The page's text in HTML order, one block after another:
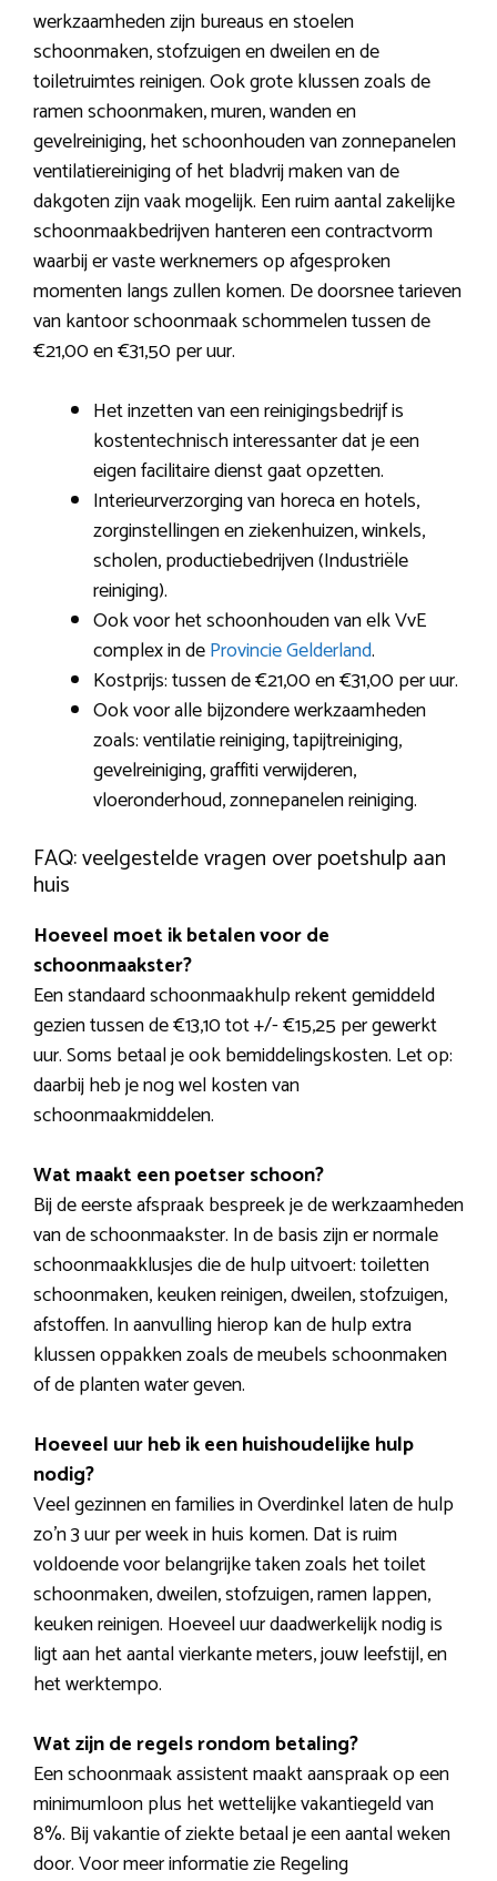
werkzaamheden zijn bureaus en stoelen
schoonmaken, stofzuigen en dweilen en de
toiletruimtes reinigen. Ook grote klussen zoals de
ramen schoonmaken, muren, wanden en
gevelreiniging, het schoonhouden van zonnepanelen
ventilatiereiniging of het bladvrij maken van de
dakgoten zijn vaak mogelijk. Een ruim aantal zakelijke
schoonmaakbedrijven hanteren een contractvorm
waarbij er vaste werknemers op afgesproken
momenten langs zullen komen. De doorsnee tarieven
van kantoor schoonmaak schommelen tussen de
€21,00 en €31,50 per uur.
Het inzetten van een reinigingsbedrijf is
kostentechnisch interessanter dat je een
eigen facilitaire dienst gaat opzetten.
Interieurverzorging van horeca en hotels,
zorginstellingen en ziekenhuizen, winkels,
scholen, productiebedrijven (Industriële
reiniging).
Ook voor het schoonhouden van elk VvE
complex in deProvincie Gelderland.
Kostprijs: tussen de €21,00 en €31,00 per uur.
Ook voor alle bijzondere werkzaamheden
zoals: ventilatie reiniging, tapijtreiniging,
gevelreiniging, graffiti verwijderen,
vloeronderhoud, zonnepanelen reiniging.
FAQ: veelgestelde vragen over poetshulp aan
huis
Hoeveel moet ik betalen voor de
schoonmaakster?
Een standaard schoonmaakhulp rekent gemiddeld
gezien tussen de €13,10 tot +/- €15,25 per gewerkt
uur. Soms betaal je ook bemiddelingskosten. Let op:
daarbij heb je nog wel kosten van
schoonmaakmiddelen.
Wat maakt een poetser schoon?
Bij de eerste afspraak bespreek je de werkzaamheden
van de schoonmaakster. In de basis zijn er normale
schoonmaakklusjes die de hulp uitvoert: toiletten
schoonmaken, keuken reinigen, dweilen, stofzuigen,
afstoffen. In aanvulling hierop kan de hulp extra
klussen oppakken zoals de meubels schoonmaken
of de planten water geven.
Hoeveel uur heb ik een huishoudelijke hulp
nodig?
Veel gezinnen en families in Overdinkel laten de hulp
zo’n 3 uur per week in huis komen. Dat is ruim
voldoende voor belangrijke taken zoals het toilet
schoonmaken, dweilen, stofzuigen, ramen lappen,
keuken reinigen. Hoeveel uur daadwerkelijk nodig is
ligt aan het aantal vierkante meters, jouw leefstijl, en
het werktempo.
Wat zijn de regels rondom betaling?
Een schoonmaak assistent maakt aanspraak op een
minimumloon plus het wettelijke vakantiegeld van
8%. Bij vakantie of ziekte betaal je een aantal weken
door. Voor meer informatie zie Regeling